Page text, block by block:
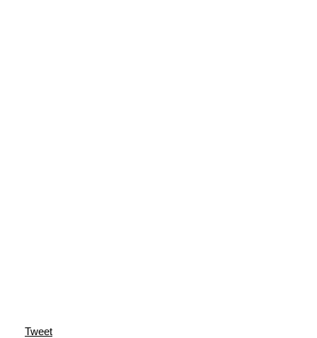
Tweet